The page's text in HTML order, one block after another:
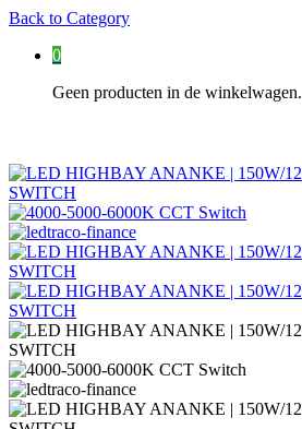
Back to Category
0
Geen producten in de winkelwagen.